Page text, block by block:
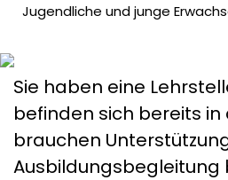
Jugendliche und junge
Sie haben eine
befinden sich bereits in
brauchen
Ausbildungsbegleitung